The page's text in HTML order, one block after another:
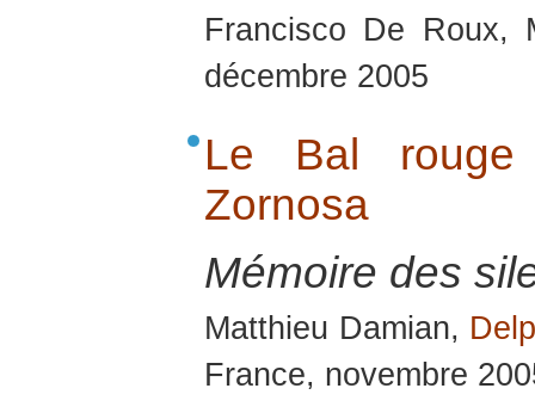
Francisco De Roux,
décembre 2005
Le Bal rouge
Zornosa
Mémoire des
Matthieu Damian,
France, novembre